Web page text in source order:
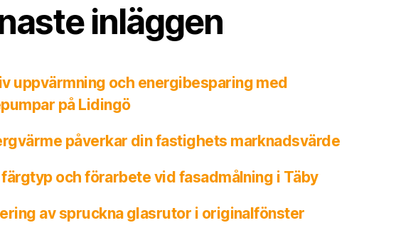
inläggen
uppvärmning och energibesparing med
på Lidingö
påverkar din fastighets marknadsvärde
färgtyp och förarbete vid fasadmålning i Täby
av spruckna glasrutor i originalfönster